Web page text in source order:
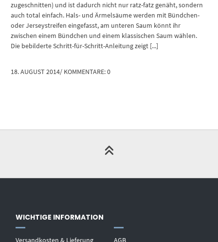
zugeschnitten) und ist dadurch nicht nur ratz-fatz genäht, sondern
auch total einfach. Hals- und Ärmelsäume werden mit Bündchen-
oder Jerseystreifen eingefasst, am unteren Saum könnt ihr
zwischen einem Bündchen und einem klassischen Saum wählen.
Die bebilderte Schritt-für-Schritt-Anleitung zeigt [...]
18. AUGUST 2014/ KOMMENTARE: 0
WICHTIGE INFORMATION
Versandkosten & Lieferung
AGB